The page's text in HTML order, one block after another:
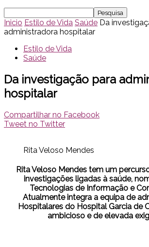
Inicio Estilo de Vida Saúde Da
administradora hospitalar
Estilo de Vida
Saúde
Da investigação para
hospitalar
Compartilhar no Facebook
Tweet no Twitter
Rita Veloso Mendes
Rita Veloso Mendes tem um
investigações ligadas à saúde,
Tecnologias de Informação e
Atualmente integra a equipa de
Hospitalares do Hospital Garcia de
ambicioso e de elevada